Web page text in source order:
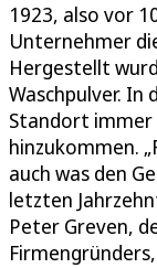
1923, also vor
Unternehmer
Hergestellt
Waschpulver.
Standort immer
hinzukommen.
auch was den
letzten
Peter Greven,